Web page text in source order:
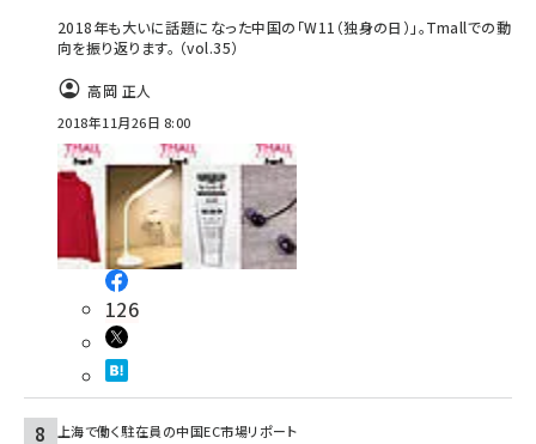
2018年も大いに話題になった中国の「W11（独身の日）」。Tmallでの動
向を振り返ります。 （vol.35）
高岡 正人
2018年11月26日 8:00
126
上海で働く駐在員の中国EC市場リポート